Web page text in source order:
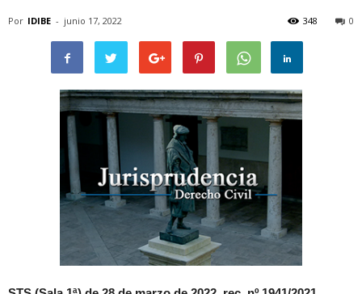
Por IDIBE - junio 17, 2022 0
348